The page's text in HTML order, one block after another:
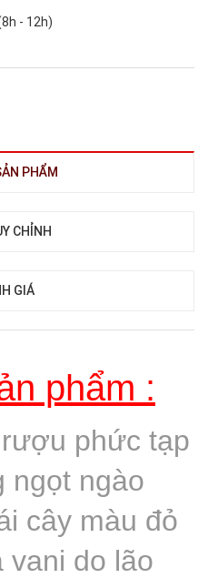
- 12h)
PHẨM
CHỈNH
GIÁ
phẩm :
phức tạp
ngọt ngào
cây màu đỏ
vani do lão